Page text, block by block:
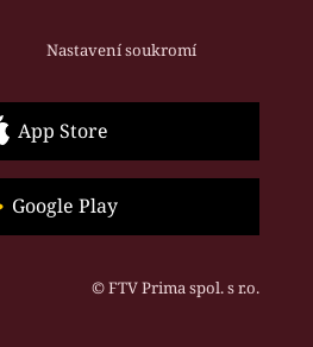
Nastavení soukromí
App Store
Google Play
© FTV Prima spol. s r.o.